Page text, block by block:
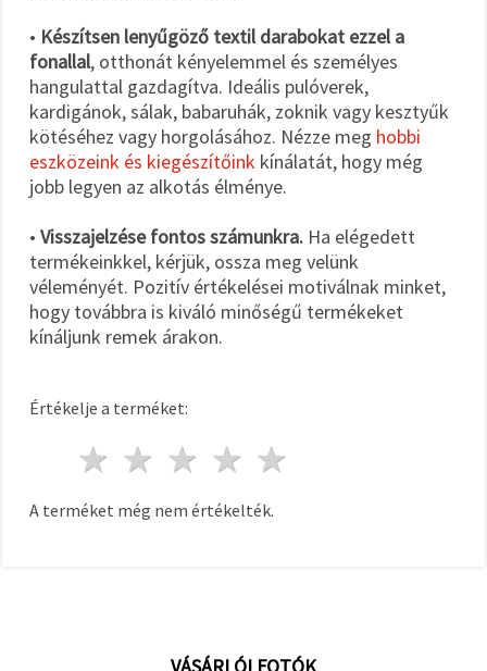
• Készítsen lenyűgöző textil darabokat ezzel a
fonallal, otthonát kényelemmel és személyes
hangulattal gazdagítva. Ideális pulóverek,
kardigánok, sálak, babaruhák, zoknik vagy kesztyűk
kötéséhez vagy horgolásához. Nézze meg hobbi
eszközeink és kiegészítőink kínálatát, hogy még
jobb legyen az alkotás élménye.
• Visszajelzése fontos számunkra. Ha elégedett
termékeinkkel, kérjük, ossza meg velünk
véleményét. Pozitív értékelései motiválnak minket,
hogy továbbra is kiváló minőségű termékeket
kínáljunk remek árakon.
Értékelje a terméket:
4 csillagok
3 csillagok
2 csillagok
1 csillag
A terméket még nem értékelték.
VÁSÁRLÓI FOTÓK